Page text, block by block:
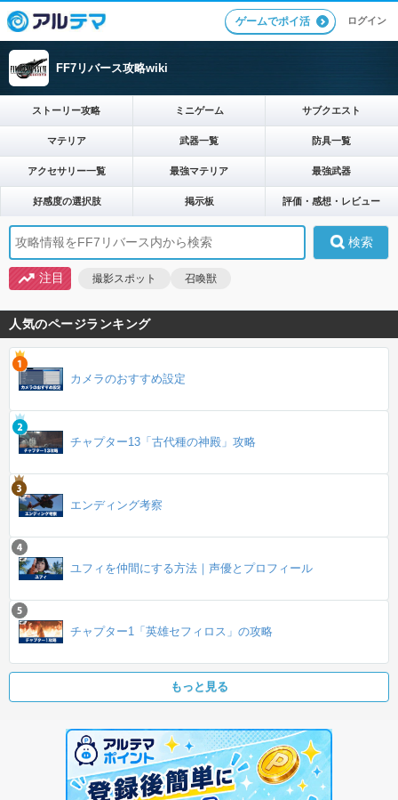
ゲームでポイ活 ログイン
FF7リバース攻略wiki
ストーリー攻略 ミニゲーム サブクエスト
マテリア 武器一覧 防具一覧
アクセサリー一覧 最強マテリア 最強武器
好感度の選択肢 掲示板 評価・感想・レビュー
注目 撮影スポット 召喚獣
人気のページランキング
カメラのおすすめ設定
チャプター13「古代種の神殿」攻略
エンディング考察
ユフィを仲間にする方法｜声優とプロフィール
チャプター1「英雄セフィロス」の攻略
もっと見る